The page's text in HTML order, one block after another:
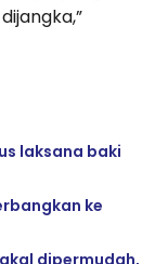
laksana baki
ke